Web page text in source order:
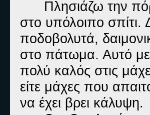
Πλησιάζω την
στο υπόλοιπο
ποδοβολυτά,
στο πάτωμα. Αυτό με
πολύ καλός στις
είτε μάχες που
να έχει βρει κάλυψη.